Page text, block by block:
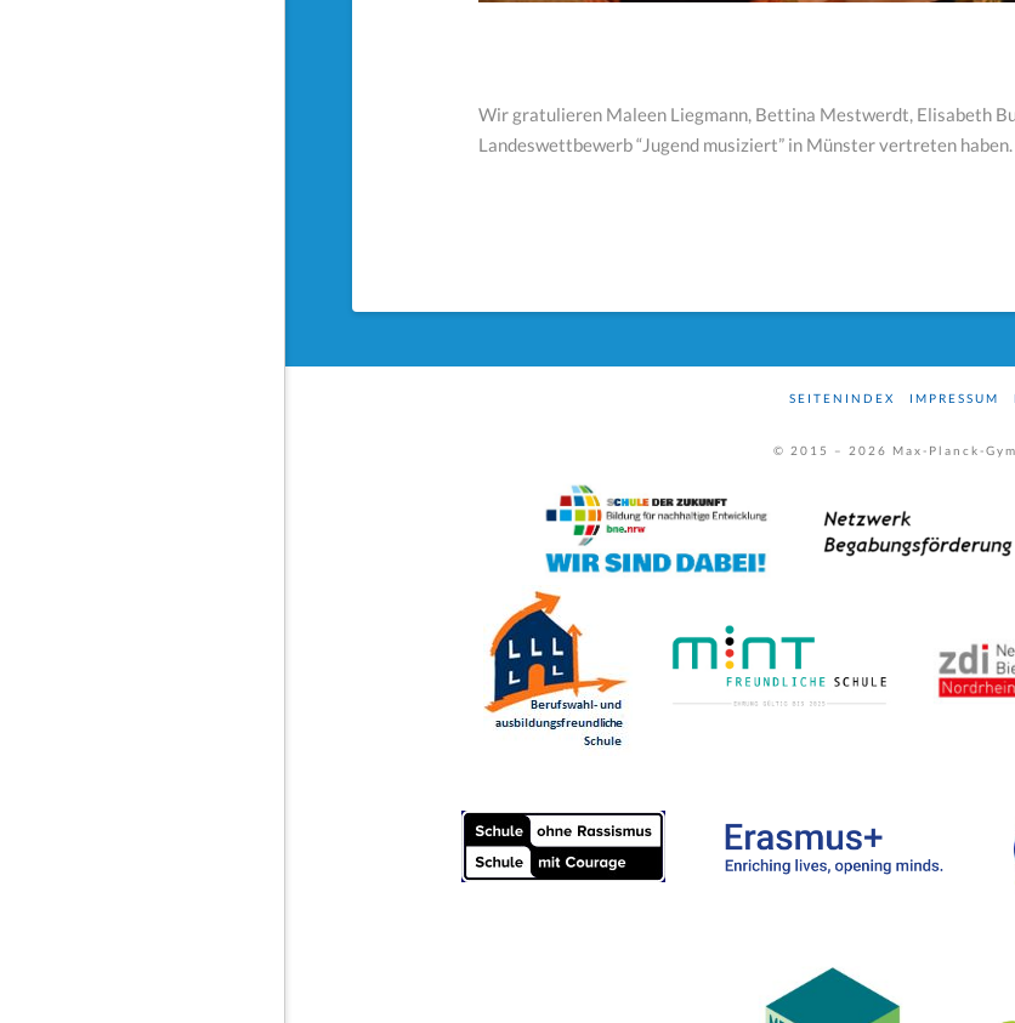
Wir gratulieren Maleen Liegmann, Bettina Mestwerdt, Elisabeth
Landeswettbewerb “Jugend musiziert” in Münster vertreten
SEITENINDEX IMPRESSUM
© 2015 – 2026 Max-Planck-